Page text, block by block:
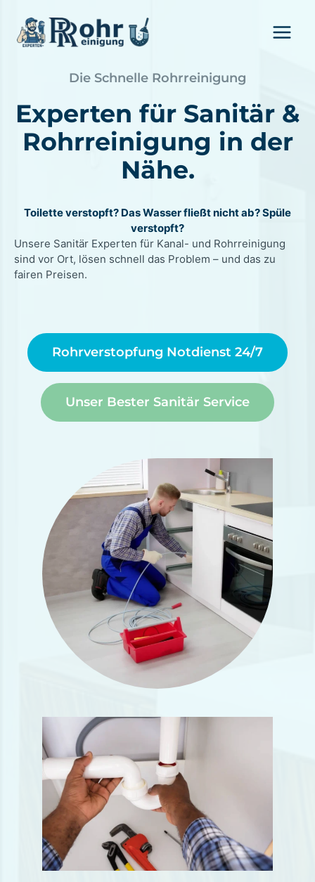
Inhalt
springen
Die Schnelle Rohrreinigung
Experten für Sanitär &
Rohrreinigung in der
Nähe.
Toilette verstopft? Das Wasser fließt nicht ab? Spüle
verstopft?
Unsere Sanitär Experten für Kanal- und Rohrreinigung
sind vor Ort, lösen schnell das Problem – und das zu
fairen Preisen.
Rohrverstopfung Notdienst 24/7
Unser Bester Sanitär Service